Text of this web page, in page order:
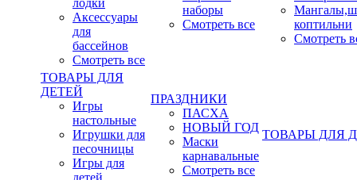
лодки
Аксессуары
для
бассейнов
Смотреть все
наборы
Смотреть все
коптильни
Смотреть
ТОВАРЫ ДЛЯ
ДЕТЕЙ
Игры
настольные
Игрушки для
песочницы
Игры для
детей
ПРАЗДНИКИ
ПАСХА
НОВЫЙ ГОД
Маски
карнавальные
Смотреть все
ТОВАРЫ ДЛЯ